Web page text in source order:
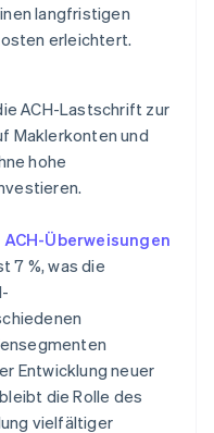
langfristigen
erleichtert.
ACH-Lastschrift zur
Maklerkonten und
hohe
Überweisungen
7 %, was die
Entwicklung neuer
die Rolle des
vielfältiger